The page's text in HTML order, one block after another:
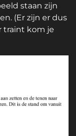
staan zijn
(Er zijn er dus
traint kom je